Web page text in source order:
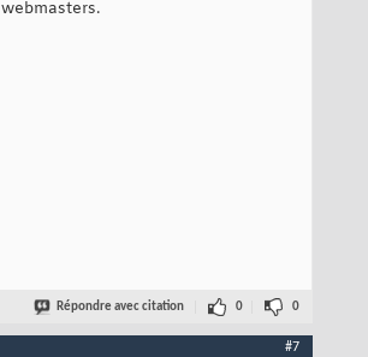
Répondre avec citation 0 0
#7